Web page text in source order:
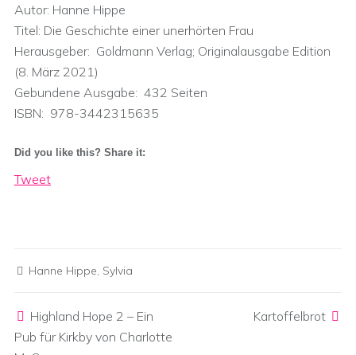
Autor: Hanne Hippe
Titel: Die Geschichte einer unerhörten Frau
Herausgeber: ‎ Goldmann Verlag; Originalausgabe Edition
(8. März 2021)
Gebundene Ausgabe: ‎ 432 Seiten
ISBN: ‎ 978-3442315635
Did you like this? Share it:
Tweet
Hanne Hippe, Sylvia
Highland Hope 2 – Ein
Pub für Kirkby von Charlotte
Kartoffelbrot